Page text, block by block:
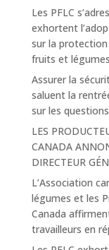
Les PFLC
exhortent
sur la
fruits et
Assurer la
saluent la
sur les
LES
CANADA
DIRECTEUR
L’Association
légumes et les
Canada
travailleurs en